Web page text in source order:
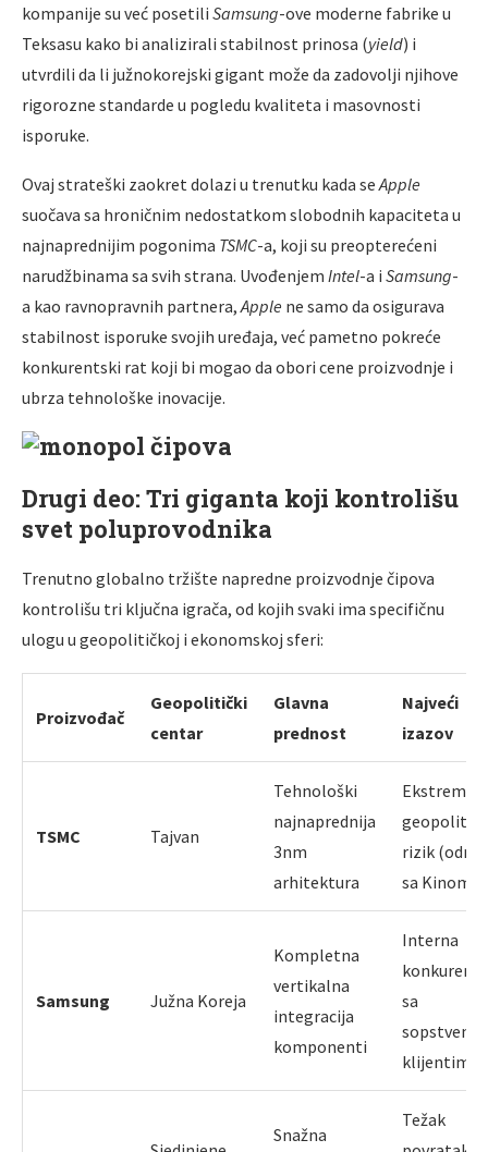
kompanije su već posetili Samsung-ove moderne fabrike u
Teksasu kako bi analizirali stabilnost prinosa (yield) i
utvrdili da li južnokorejski gigant može da zadovolji njihove
rigorozne standarde u pogledu kvaliteta i masovnosti
isporuke.
Ovaj strateški zaokret dolazi u trenutku kada se Apple
suočava sa hroničnim nedostatkom slobodnih kapaciteta u
najnaprednijim pogonima TSMC-a, koji su preopterećeni
narudžbinama sa svih strana. Uvođenjem Intel-a i Samsung-
a kao ravnopravnih partnera, Apple ne samo da osigurava
stabilnost isporuke svojih uređaja, već pametno pokreće
konkurentski rat koji bi mogao da obori cene proizvodnje i
ubrza tehnološke inovacije.
Drugi deo: Tri giganta koji kontrolišu
svet poluprovodnika
Trenutno globalno tržište napredne proizvodnje čipova
kontrolišu tri ključna igrača, od kojih svaki ima specifičnu
ulogu u geopolitičkoj i ekonomskoj sferi:
Proizvođač
Geopolitički
centar
Glavna
prednost
Najveći
izazov
TSMC Tajvan
Tehnološki
najnaprednija
3nm
arhitektura
Ekstremni
rizik
sa Kinom)
Samsung Južna Koreja
Kompletna
vertikalna
integracija
komponenti
Interna
sa
klijentima
Snažna
Težak